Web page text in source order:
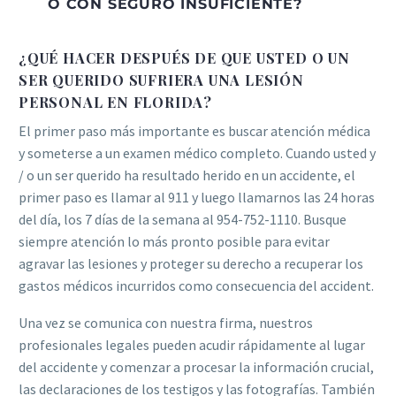
O CON SEGURO INSUFICIENTE?
¿QUÉ HACER DESPUÉS DE QUE USTED O UN
SER QUERIDO SUFRIERA UNA LESIÓN
PERSONAL EN FLORIDA?
El primer paso más importante es buscar atención médica
y someterse a un examen médico completo. Cuando usted y
/ o un ser querido ha resultado herido en un accidente, el
primer paso es llamar al 911 y luego llamarnos las 24 horas
del día, los 7 días de la semana al 954-752-1110. Busque
siempre atención lo más pronto posible para evitar
agravar las lesiones y proteger su derecho a recuperar los
gastos médicos incurridos como consecuencia del accident.
Una vez se comunica con nuestra firma, nuestros
profesionales legales pueden acudir rápidamente al lugar
del accidente y comenzar a procesar la información crucial,
las declaraciones de los testigos y las fotografías. También